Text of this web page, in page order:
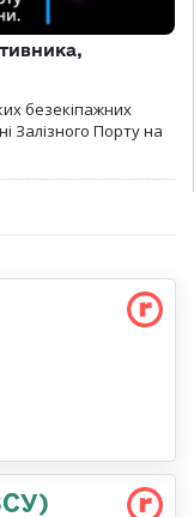
безекіпажних
Залізного Порту на